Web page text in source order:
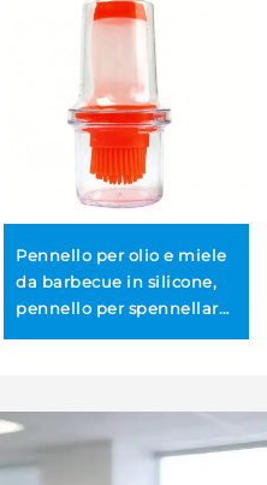
Pennello per olio e miele
da barbecue in silicone,
pennello per spennellare
pasticceria, nonché per
cottura